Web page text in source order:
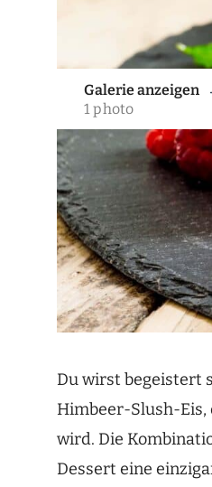
Galerie anzeigen
1 photo
Du wirst begeistert
Himbeer-Slush-Eis,
wird. Die
Dessert eine